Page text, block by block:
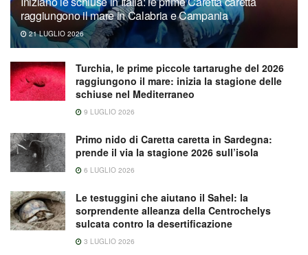
raggiungono il mare in Calabria e Campania
21 LUGLIO 2026
Turchia, le prime piccole tartarughe del 2026
raggiungono il mare: inizia la stagione delle
schiuse nel Mediterraneo
9 LUGLIO 2026
Primo nido di Caretta caretta in Sardegna:
prende il via la stagione 2026 sull’isola
6 LUGLIO 2026
Le testuggini che aiutano il Sahel: la
sorprendente alleanza della Centrochelys
sulcata contro la desertificazione
3 LUGLIO 2026